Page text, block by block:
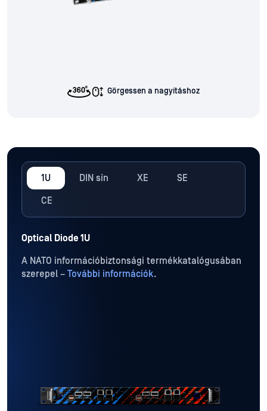
Görgessen a nagyításhoz
1U DIN sín XE SE
CE
Optical Diode 1U
A NATO információbiztonsági termékkatalógusában
szerepel – További információk.